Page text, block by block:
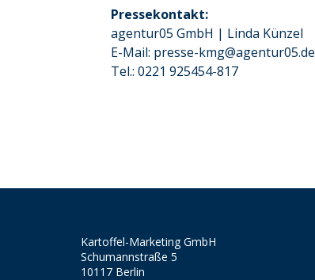
Pressekontakt:
agentur05 GmbH | Linda Künzel
E-Mail: presse-kmg@agentur05.de
Tel.: 0221 925454-817
Kartoffel-Marketing GmbH
Schumannstraße 5
10117 Berlin